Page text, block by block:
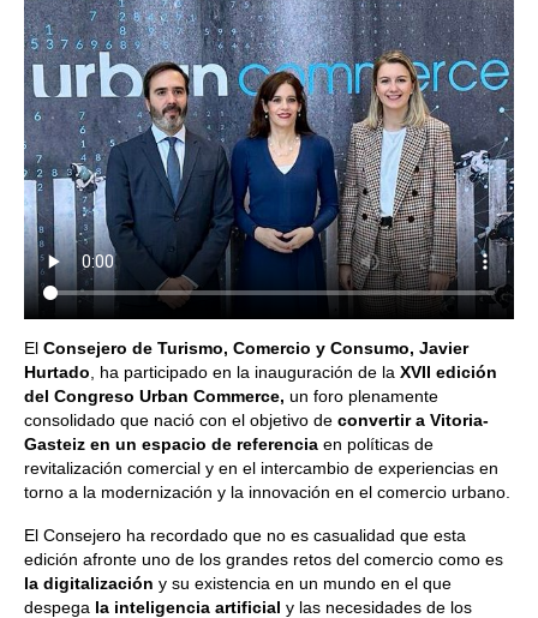
El Consejero de Turismo, Comercio y Consumo, Javier
Hurtado , ha participado en la inauguración de la XVII edición
del Congreso Urban Commerce, un foro plenamente
consolidado que nació con el objetivo de convertir a Vitoria-
Gasteiz en un espacio de referencia en políticas de
revitalización comercial y en el intercambio de experiencias en
torno a la modernización y la innovación en el comercio urbano.
El Consejero ha recordado que no es casualidad que esta
edición afronte uno de los grandes retos del comercio como es
la digitalización y su existencia en un mundo en el que
despega la inteligencia artificial y las necesidades de los